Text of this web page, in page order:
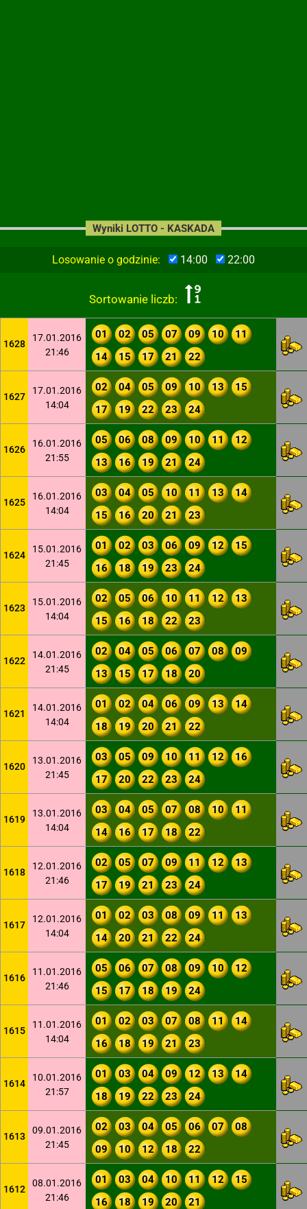
Losowanie o godzinie: 14:00 22:00
Sortowanie liczb:
Wyniki LOTTO - KASKADA
1628
17.01.2016
21:46
01 02 05 07 09 10
11
14
15 17 21 22
1627
17.01.2016
14:04
02 04 05 09 10 13
15
17
19 22 23 24
1626
16.01.2016
21:55
05 06 08 09 10 11
12
13
16 19 21 24
1625
16.01.2016
14:04
03 04 05 10 11 13
14
15
16 20 21 23
1624
15.01.2016
21:45
01 02 03 06 09 12
15
16
18 19 23 24
1623
15.01.2016
14:04
02 05 06 10 11 12
13
15
16 18 22 23
1622
14.01.2016
21:45
02 04 05 06 07 08
09
13
15 17 18 20
1621
14.01.2016
14:04
01 02 04 06 09 13
14
18
19 20 21 22
1620
13.01.2016
21:45
03 05 09 10 11 12
16
17
20 22 23 24
1619
13.01.2016
14:04
03 04 05 07 08 10
11
14
16 17 18 22
1618
12.01.2016
21:46
02 05 07 09 11 12
13
17
19 21 23 24
1617
12.01.2016
14:04
01 02 03 08 09 11
13
14
20 21 22 24
1616
11.01.2016
21:46
05 06 07 08 09 10
12
15
17 18 19 24
1615
11.01.2016
14:04
01 02 03 07 08 11
14
16
18 19 21 23
1614
10.01.2016
21:57
01 03 04 09 12 13
14
18
19 22 23 24
1613
09.01.2016
21:45
02 03 04 05 06 07
08
09
10 12 18 22
1612
08.01.2016
21:46
01 03 04 10 11 12
15
16
18 19 20 21